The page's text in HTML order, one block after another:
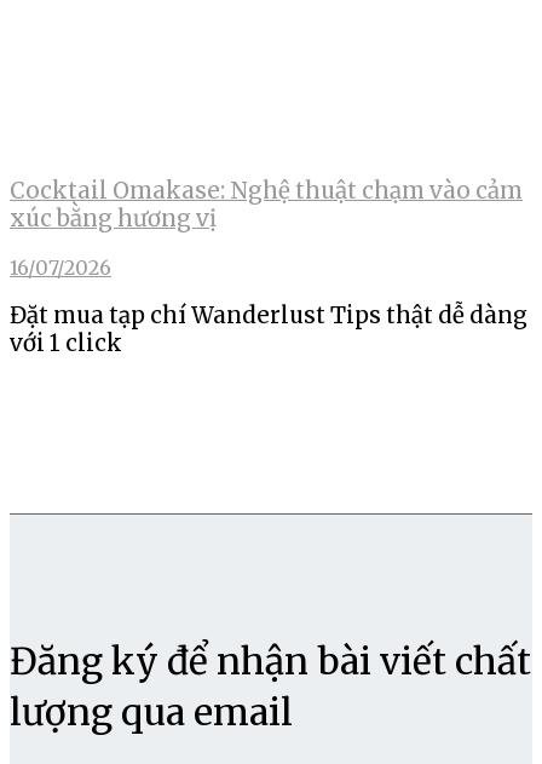
Cocktail Omakase: Nghệ thuật chạm vào cảm
xúc bằng hương vị
16/07/2026
Đặt mua tạp chí Wanderlust Tips thật dễ dàng
với 1 click
Đăng ký để nhận bài viết chất
lượng qua email